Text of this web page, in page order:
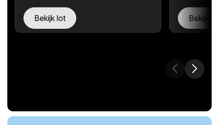
Bekijk lot Bekijk